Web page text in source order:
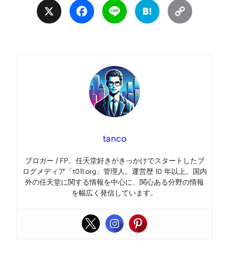
Facebook Line Hatena
tanco
ブロガー / FP。任天堂好きがきっかけでスタートしたブ
ログメディア「t011.org」管理人。運営歴 10 年以上。国内
外の任天堂に関する情報を中心に、関心ある分野の情報
を幅広く発信しています。